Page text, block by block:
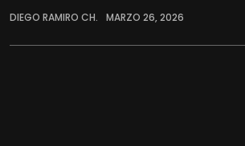
DIEGO RAMIRO CH. MARZO 26, 2026